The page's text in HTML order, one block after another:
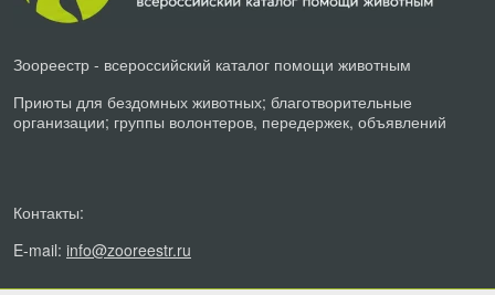
Зоореестр - всероссийский каталог помощи животным
Приюты для бездомных животных; благотворительные
организации; группы волонтеров, передержек, объявлений
Контакты:
E-mail: info@zooreestr.ru